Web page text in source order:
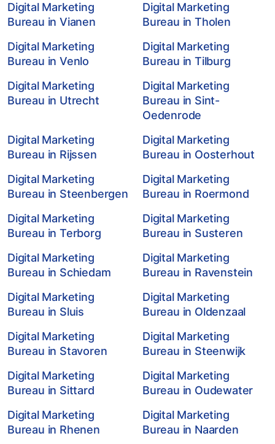
Digital Marketing
Bureau in Vianen
Digital Marketing
Bureau in Tholen
Digital Marketing
Bureau in Venlo
Digital Marketing
Bureau in Tilburg
Digital Marketing
Bureau in Utrecht
Digital Marketing
Bureau in Sint-
Oedenrode
Digital Marketing
Bureau in Rijssen
Digital Marketing
Bureau in Oosterhout
Digital Marketing
Bureau in Steenbergen
Digital Marketing
Bureau in Roermond
Digital Marketing
Bureau in Terborg
Digital Marketing
Bureau in Susteren
Digital Marketing
Bureau in Schiedam
Digital Marketing
Bureau in Ravenstein
Digital Marketing
Bureau in Sluis
Digital Marketing
Bureau in Oldenzaal
Digital Marketing
Bureau in Stavoren
Digital Marketing
Bureau in Steenwijk
Digital Marketing
Bureau in Sittard
Digital Marketing
Bureau in Oudewater
Digital Marketing
Bureau in Rhenen
Digital Marketing
Bureau in Naarden